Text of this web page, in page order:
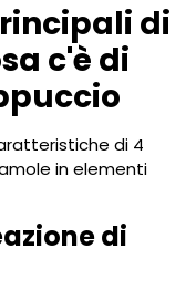
di
c'è di
di 4
in elementi
di